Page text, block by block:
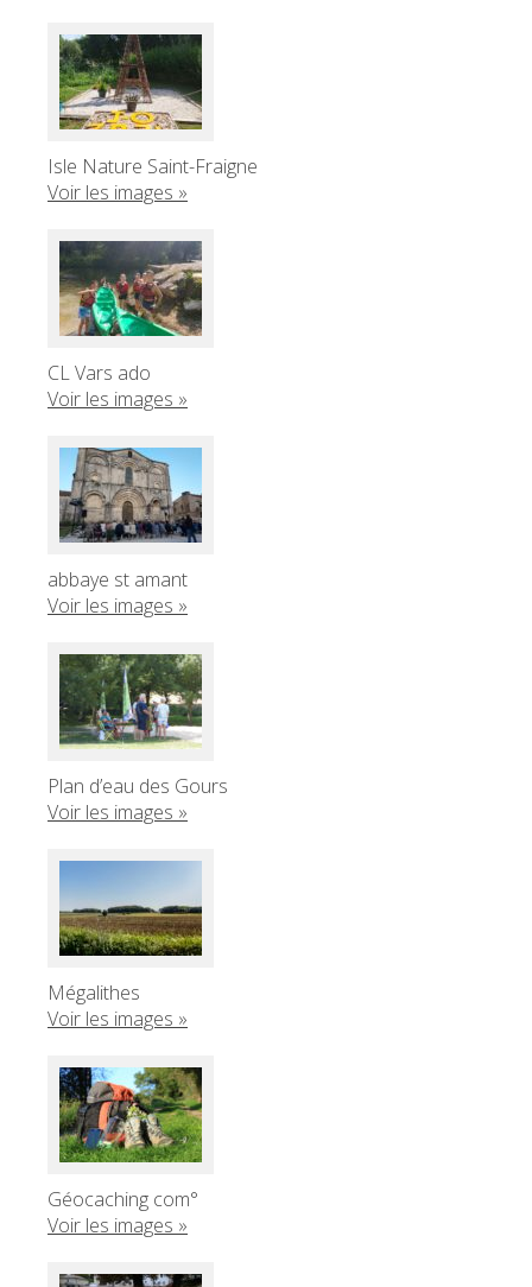
Isle Nature Saint-Fraigne
Voir les images »
CL Vars ado
Voir les images »
abbaye st amant
Voir les images »
Plan d’eau des Gours
Voir les images »
Mégalithes
Voir les images »
Géocaching com°
Voir les images »